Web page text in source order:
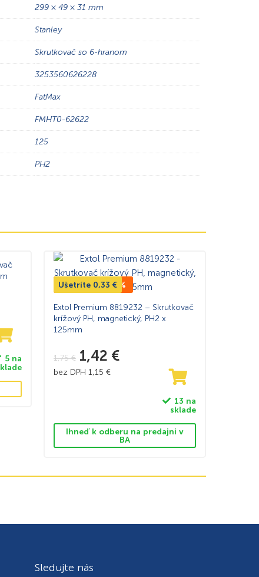
299 × 49 × 31 mm
Stanley
Skrutkovač so 6-hranom
3253560626228
FatMax
FMHT0-62622
125
PH2
5 na
TOP CENA -19%
Ušetríte 0,33 €
Extol Premium 8819232 – Skrutkovač
krížový PH, magnetický, PH2 x
125mm
1,75€ 1,42 €
bez DPH 1,15 €
13 na
sklade
Ihneď k odberu na predajni v
BA
Sledujte nás